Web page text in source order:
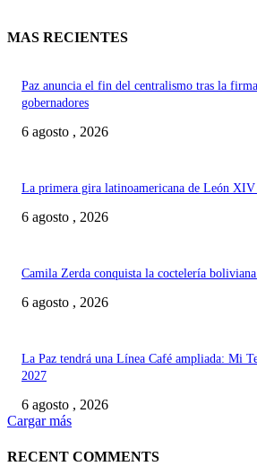
MAS RECIENTES
Paz anuncia el fin del centralismo tras la
gobernadores
6 agosto , 2026
La primera gira latinoamericana de León XIV
6 agosto , 2026
Camila Zerda conquista la coctelería
6 agosto , 2026
La Paz tendrá una Línea Café ampliada: Mi
2027
6 agosto , 2026
Cargar más
RECENT COMMENTS